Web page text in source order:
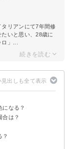
リアンにて7年間修
いと思い、28歳に
」...
なる？
合は？
度な心配は不要
？